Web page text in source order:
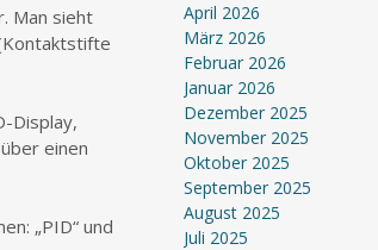
Man sieht
Display,
einen
„PID“ und
April 2026
März 2026
Februar 2026
Januar 2026
Dezember 2025
November 2025
Oktober 2025
September 2025
August 2025
Juli 2025